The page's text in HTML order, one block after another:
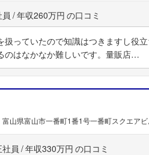
年収260万円
扱っていたので知識はつきますし役
のはなかなか難しいです。量販店…
富山県富山市一番町1番1号一番町スクエア
社員 年収330万円